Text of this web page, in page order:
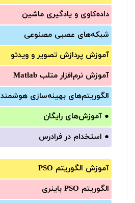
داده‌کاوی و یادگیری ماشین
شبکه‌های عصبی مصنوعی
آموزش‌ پردازش تصویر و ویدئو
آموزش‌ نرم‌افزار متلب Matlab
الگوریتم‌های بهینه‌سازی هوشمند
● آموزش‌های رایگان
● استخدام در فرادرس
آموزش الگوریتم PSO
الگوریتم PSO باینری